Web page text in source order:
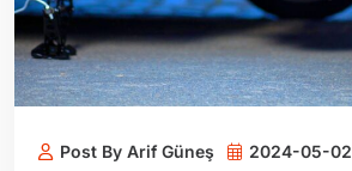
Post By Arif Güneş
2024-05-02